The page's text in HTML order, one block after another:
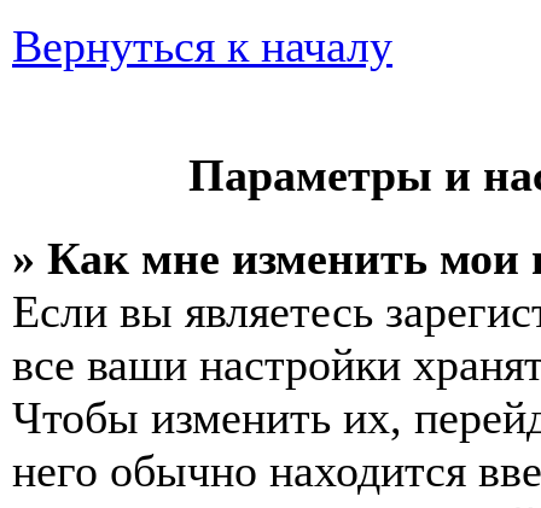
Вернуться к началу
Параметры и
» Как мне изменить мои
Если вы являетесь
все ваши настройки
Чтобы изменить их,
него обычно находится